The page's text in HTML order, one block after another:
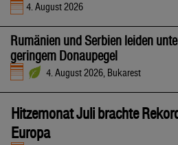
4. August 2026
Rumänien und Serbien leiden
geringem Donaupegel
4. August 2026, Bukarest
Hitzemonat Juli brachte
Europa